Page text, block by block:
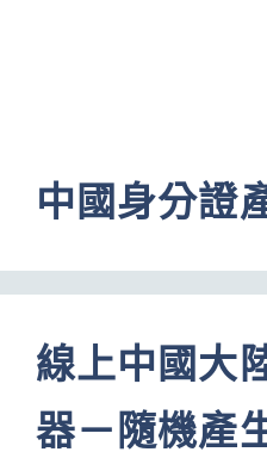
中國身分證
線上中國大
器－隨機產